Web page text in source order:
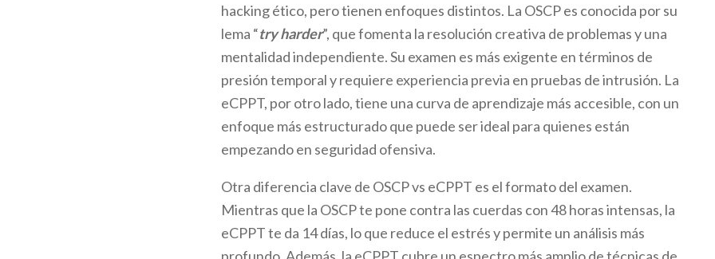
hacking ético, pero tienen enfoques distintos. La OSCP es conocida por su
lema “try harder”, que fomenta la resolución creativa de problemas y una
mentalidad independiente. Su examen es más exigente en términos de
presión temporal y requiere experiencia previa en pruebas de intrusión. La
eCPPT, por otro lado, tiene una curva de aprendizaje más accesible, con un
enfoque más estructurado que puede ser ideal para quienes están
empezando en seguridad ofensiva.
Otra diferencia clave de OSCP vs eCPPT es el formato del examen.
Mientras que la OSCP te pone contra las cuerdas con 48 horas intensas, la
eCPPT te da 14 días, lo que reduce el estrés y permite un análisis más
profundo. Además, la eCPPT cubre un espectro más amplio de técnicas de